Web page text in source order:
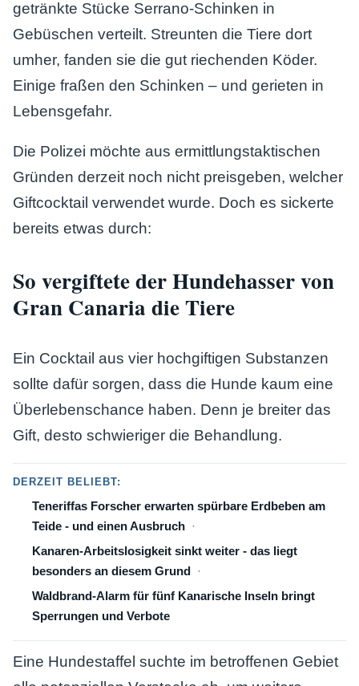
getränkte Stücke Serrano-Schinken in
Gebüschen verteilt. Streunten die Tiere dort
umher, fanden sie die gut riechenden Köder.
Einige fraßen den Schinken – und gerieten in
Lebensgefahr.
Die Polizei möchte aus ermittlungstaktischen
Gründen derzeit noch nicht preisgeben, welcher
Giftcocktail verwendet wurde. Doch es sickerte
bereits etwas durch:
So vergiftete der Hundehasser von
Gran Canaria die Tiere
Ein Cocktail aus vier hochgiftigen Substanzen
sollte dafür sorgen, dass die Hunde kaum eine
Überlebenschance haben. Denn je breiter das
Gift, desto schwieriger die Behandlung.
DERZEIT BELIEBT:
Teneriffas Forscher erwarten spürbare Erdbeben am
Teide - und einen Ausbruch
Kanaren-Arbeitslosigkeit sinkt weiter - das liegt
besonders an diesem Grund
Waldbrand-Alarm für fünf Kanarische Inseln bringt
Sperrungen und Verbote
Eine Hundestaffel suchte im betroffenen Gebiet